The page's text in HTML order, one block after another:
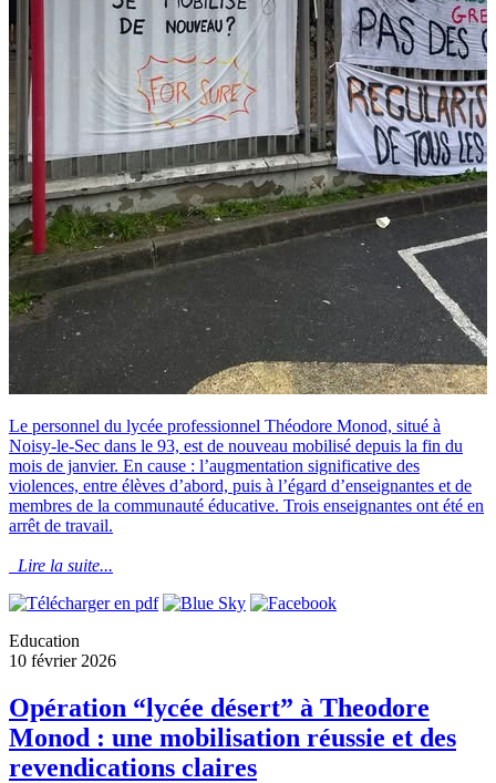
Le personnel du lycée professionnel Théodore Monod, situé à
Noisy-le-Sec dans le 93, est de nouveau mobilisé depuis la fin du
mois de janvier. En cause : l’augmentation significative des
violences, entre élèves d’abord, puis à l’égard d’enseignantes et de
membres de la communauté éducative. Trois enseignantes ont été en
arrêt de travail.
Lire la suite...
Education
10 février 2026
Opération “lycée désert” à Theodore
Monod : une mobilisation réussie et des
revendications claires